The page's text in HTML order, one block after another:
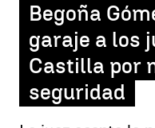
Begoña
garaje a los
Castilla por
seguridad